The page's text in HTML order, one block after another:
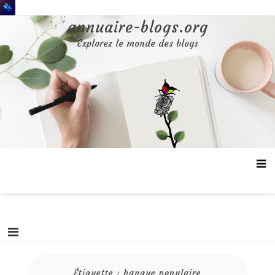
Aller
au
annuaire-blogs.org
Explorez le monde des blogs
Étiquette : banque populaire